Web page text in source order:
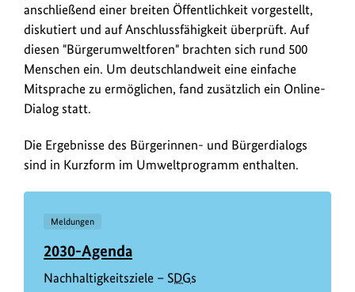
anschließend einer breiten Öffentlichkeit vorgestellt,
diskutiert und auf Anschlussfähigkeit überprüft. Auf
diesen "Bürgerumweltforen" brachten sich rund 500
Menschen ein. Um deutschlandweit eine einfache
Mitsprache zu ermöglichen, fand zusätzlich ein Online-
Dialog statt.
Die Ergebnisse des Bürgerinnen- und Bürgerdialogs
sind in Kurzform im Umweltprogramm enthalten.
Meldungen
2030-Agenda
Nachhaltigkeitsziele – SDGs